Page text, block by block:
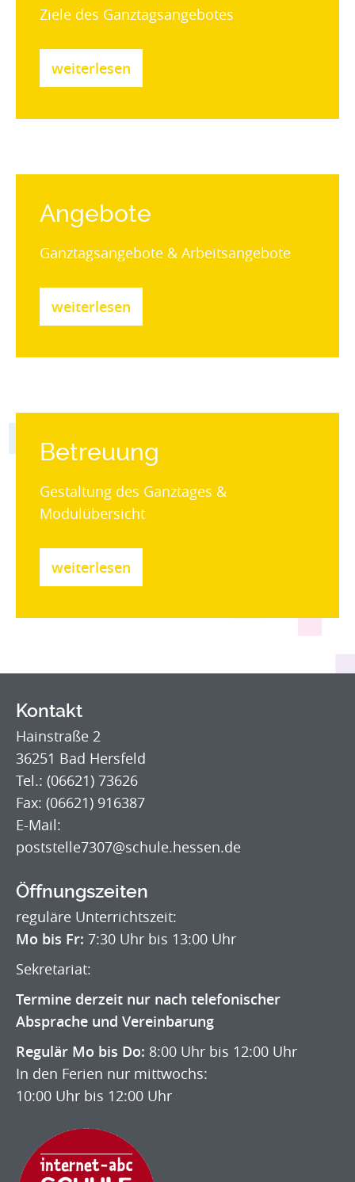
Ziele des Ganztagsangebotes
weiterlesen
Angebote
Ganztagsangebote & Arbeitsangebote
weiterlesen
Betreuung
Gestaltung des Ganztages &
Modulübersicht
weiterlesen
Kontakt
Hainstraße 2
36251 Bad Hersfeld
Tel.: (06621) 73626
Fax: (06621) 916387
E-Mail:
poststelle7307@schule.hessen.de
Öffnungszeiten
reguläre Unterrichtszeit:
Mo bis Fr: 7:30 Uhr bis 13:00 Uhr
Sekretariat:
Termine derzeit nur nach telefonischer
Absprache und Vereinbarung
Regulär Mo bis Do: 8:00 Uhr bis 12:00 Uhr
In den Ferien nur mittwochs:
10:00 Uhr bis 12:00 Uhr